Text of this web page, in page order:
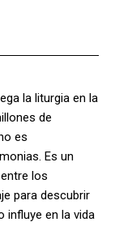
la liturgia en la
de
es
Es un
los
para descubrir
influye en la vida